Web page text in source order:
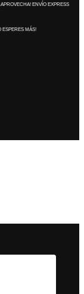
ENVÍO EXPRESS
ESPERES MÁS!